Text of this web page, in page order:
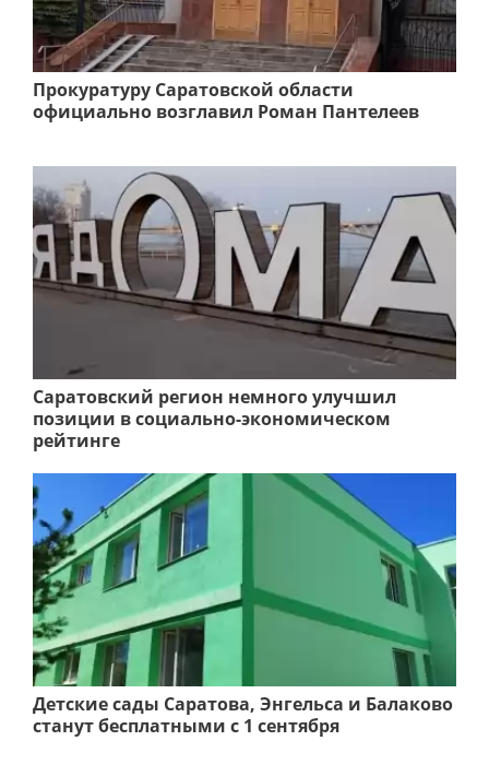
Прокуратуру Саратовской области
официально возглавил Роман Пантелеев
Саратовский регион немного улучшил
позиции в социально-экономическом
рейтинге
Детские сады Саратова, Энгельса и Балаково
станут бесплатными с 1 сентября